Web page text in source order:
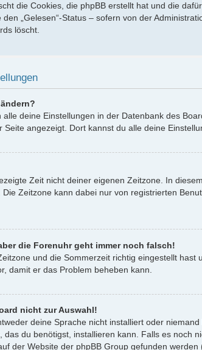
die Cookies, die phpBB erstellt hat und die
„Gelesen“-Status – sofern von der
löscht.
deine Einstellungen in der Datenbank des
angezeigt. Dort kannst du alle deine
Zeit nicht deiner eigenen Zeitzone. In
Zeitzone kann dabei nur von registrierten
die Forenuhr geht immer noch falsch!
und die Sommerzeit richtig eingestellt
damit er das Problem beheben kann.
nicht zur Auswahl!
deine Sprache nicht installiert oder
du benötigst, installieren kann. Falls es noch
der Website der phpBB Group gefunden werden